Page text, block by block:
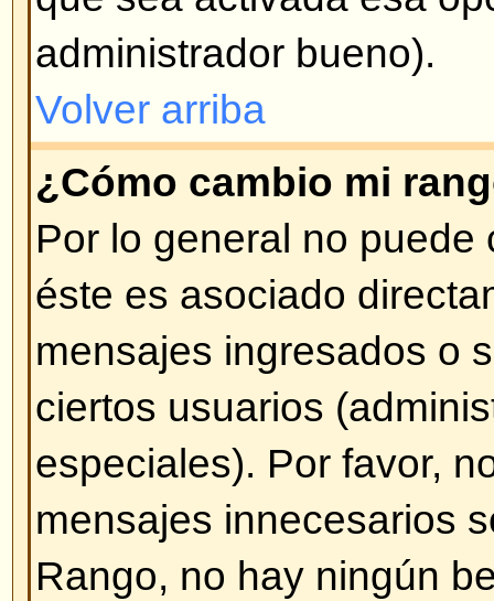
probablemente las encuestas
tiene permisos para crearlas.
para la encuesta y por lo menos
votación -- para agregar una
pulse en Agregar opción.
encuesta por tiempo (0 [cero]
de tiempo). También habrá un
agregar que es establecida por
administrador.
Volver arriba
¿Cómo modifico o borro una
Al igual que con los mensajes,
borrar una encuesta generada